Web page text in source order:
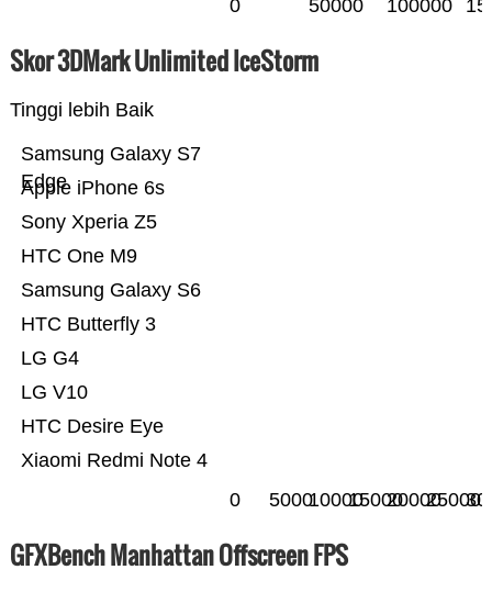
0 50000 100000
Skor 3DMark Unlimited IceStorm
Tinggi lebih Baik
Xiaomi Redmi Note 4
HTC Desire Eye
LG V10
LG G4
HTC Butterfly 3
Samsung Galaxy S6
HTC One M9
Sony Xperia Z5
Apple iPhone 6s
Samsung Galaxy S7
Edge
0 500010000150002000025000
GFXBench Manhattan Offscreen FPS